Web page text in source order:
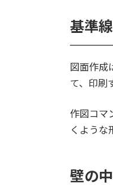
基準
図面作成
て、印刷
作図コマ
くような
壁の